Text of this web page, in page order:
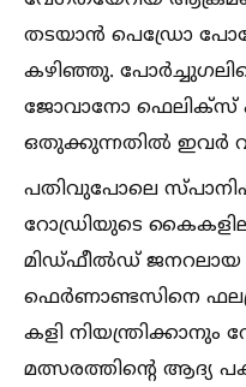
തടയാൻ പെഡ്രോ
കഴിഞ്ഞു.
ജോവാനോ ഫെലിക്സ്
ഒതുക്കുന്നതില്‍ ഇവർ
പതിവുപോലെ
റോഡ്രിയുടെ
മിഡ്ഫീല്‍ഡ്
ഫെർണാണ്ടസിനെ
കളി നിയന്ത്രിക്കാനും
മത്സരത്തിന്റെ ആദ്യ